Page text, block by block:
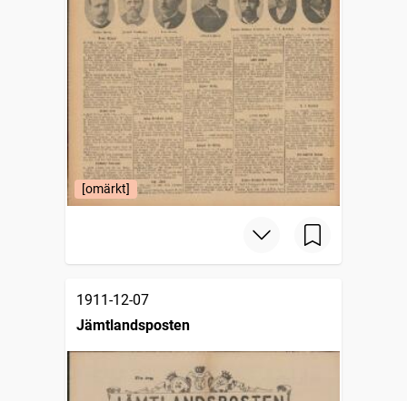
[omärkt]
1911-12-07
Jämtlandsposten